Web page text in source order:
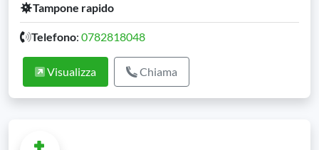
Tampone rapido
Telefono: 0782818048
Visualizza Chiama